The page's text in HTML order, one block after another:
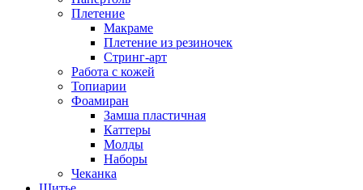
Плетение
Макраме
Плетение из резиночек
Стринг-арт
Работа с кожей
Топиарии
Фоамиран
Замша пластичная
Каттеры
Молды
Наборы
Чеканка